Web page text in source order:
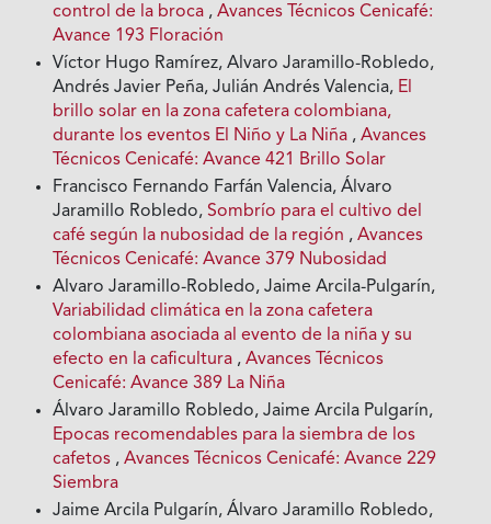
control de la broca ,Avances Técnicos Cenicafé:
Avance 193 Floración
Víctor Hugo Ramírez, Alvaro Jaramillo-Robledo,
Andrés Javier Peña, Julián Andrés Valencia, El
brillo solar en la zona cafetera colombiana,
durante los eventos El Niño y La Niña ,Avances
Técnicos Cenicafé: Avance 421 Brillo Solar
Francisco Fernando Farfán Valencia, Álvaro
Jaramillo Robledo,Sombrío para el cultivo del
café según la nubosidad de la región ,Avances
Técnicos Cenicafé: Avance 379 Nubosidad
Alvaro Jaramillo-Robledo, Jaime Arcila-Pulgarín,
Variabilidad climática en la zona cafetera
colombiana asociada al evento de la niña y su
efecto en la caficultura ,Avances Técnicos
Cenicafé: Avance 389 La Niña
Álvaro Jaramillo Robledo, Jaime Arcila Pulgarín,
Epocas recomendables para la siembra de los
cafetos ,Avances Técnicos Cenicafé: Avance 229
Siembra
Jaime Arcila Pulgarín, Álvaro Jaramillo Robledo,